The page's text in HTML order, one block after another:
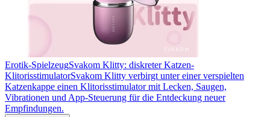
Erotik-SpielzeugSvakom Klitty: diskreter Katzen-
KlitorisstimulatorSvakom Klitty verbirgt unter einer verspielten
Katzenkappe einen Klitorisstimulator mit Lecken, Saugen,
Vibrationen und App-Steuerung für die Entdeckung neuer
Empfindungen.